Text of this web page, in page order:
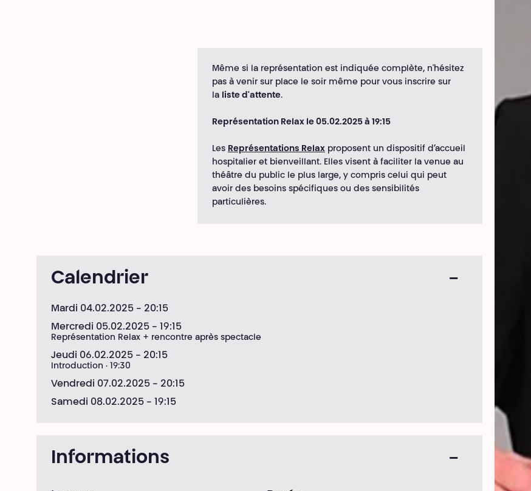
Même si la représentation est indiquée complète, n'hésitez
pas à venir sur place le soir même pour vous inscrire sur
la liste d'attente.
Représentation Relax le 05.02.2025 à 19:15
Les Représentations Relaxproposent un dispositif d’accueil
hospitalier et bienveillant. Elles visent à faciliter la venue au
théâtre du public le plus large, y compris celui qui peut
avoir des besoins spécifiques ou des sensibilités
particulières.
Calendrier
Mardi 04.02.2025 - 20:15
Mercredi 05.02.2025 - 19:15
Représentation Relax + rencontre après spectacle
Jeudi 06.02.2025 - 20:15
Introduction · 19:30
Vendredi 07.02.2025 - 20:15
Samedi 08.02.2025 - 19:15
Informations